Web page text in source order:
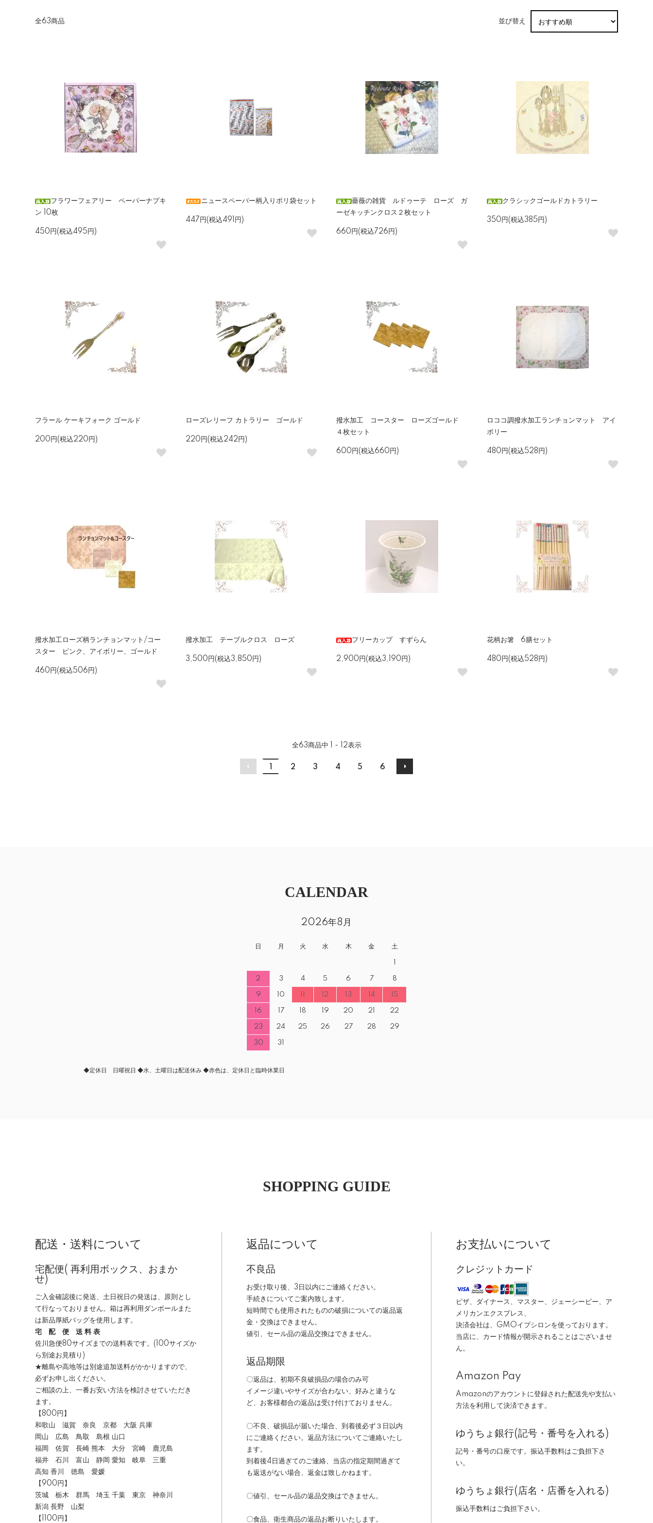
全63商品 並び替え
フラワーフェアリー ペーパーナプキ
ン 10枚
450円(税込495円)
ニュースペーパー柄入りポリ袋セット
447円(税込491円)
薔薇の雑貨 ルドゥーテ ローズ ガ
ーゼキッチンクロス２枚セット
660円(税込726円)
クラシックゴールドカトラリー
350円(税込385円)
フラール ケーキフォーク ゴールド
200円(税込220円)
ローズレリーフ カトラリー ゴールド
220円(税込242円)
撥水加工 コースター ローズゴールド
４枚セット
600円(税込660円)
ロココ調撥水加工ランチョンマット アイ
ボリー
480円(税込528円)
撥水加工ローズ柄ランチョンマット/コー
スター ピンク、アイボリー、ゴールド
460円(税込506円)
撥水加工 テーブルクロス ローズ
3,500円(税込3,850円)
フリーカップ すずらん
2,900円(税込3,190円)
花柄お箸 6膳セット
480円(税込528円)
全63商品中 1 - 12表示
2 3 4 5 6
CALENDAR
2026年8月
日 月 火 水 木 金 土
2 3 4 5 6 7 8
9 10 12 13 14 15
16 17 18 19 20 21 22
23 24 25 26 27 28 29
30 31
◆定休日 日曜祝日 ◆水、土曜日は配送休み ◆赤色は、定休日と臨時休業日
SHOPPING GUIDE
配送・送料について
宅配便( 再利用ボックス、おまか
せ)
ご入金確認後に発送、土日祝日の発送は、原則とし
て行なっておりません。箱は再利用ダンボールまた
は新品厚紙バッグを使用します。
宅 配 便 送 料 表
佐川急便80サイズまでの送料表です。(100サイズか
ら別途お見積り)
★離島や高地等は別途追加送料がかかりますので、
必ずお申し出ください。
ご相談の上、一番お安い方法を検討させていただき
ます。
【800円】
和歌山 滋賀 奈良 京都 大阪 兵庫
岡山 広島 鳥取 島根 山口
福岡 佐賀 長崎 熊本 大分 宮崎 鹿児島
福井 石川 富山 静岡 愛知 岐阜 三重
高知 香川 徳島 愛媛
【900円】
茨城 栃木 群馬 埼玉 千葉 東京 神奈川
新潟 長野 山梨
【1100円】
返品について
不良品
お受け取り後、3日以内にご連絡ください。
手続きについてご案内致します。
短時間でも使用されたものの破損についての返品返
金・交換はできません。
値引、セール品の返品交換はできません。
返品期限
〇返品は、初期不良破損品の場合のみ可
イメージ違いやサイズが合わない、好みと違うな
ど、お客様都合の返品は受け付けておりません。
〇不良、破損品が届いた場合、到着後必ず３日以内
にご連絡ください。返品方法についてご連絡いたし
ます。
到着後4日過ぎてのご連絡、当店の指定期間過ぎて
も返送がない場合、返金は致しかねます。
〇値引、セール品の返品交換はできません。
〇食品、衛生商品の返品お断りいたします。
お支払いについて
クレジットカード
ビザ、ダイナース、マスター、ジェーシービー、ア
メリカンエクスプレス、
決済会社は、GMOイプシロンを使っております。
当店に、カード情報が開示されることはございませ
ん。
Amazon Pay
Amazonのアカウントに登録された配送先や支払い
方法を利用して決済できます。
ゆうちょ銀行(記号・番号を入れる)
記号・番号の口座です。振込手数料はご負担下さ
い。
ゆうちょ銀行(店名・店番を入れる)
振込手数料はご負担下さい。